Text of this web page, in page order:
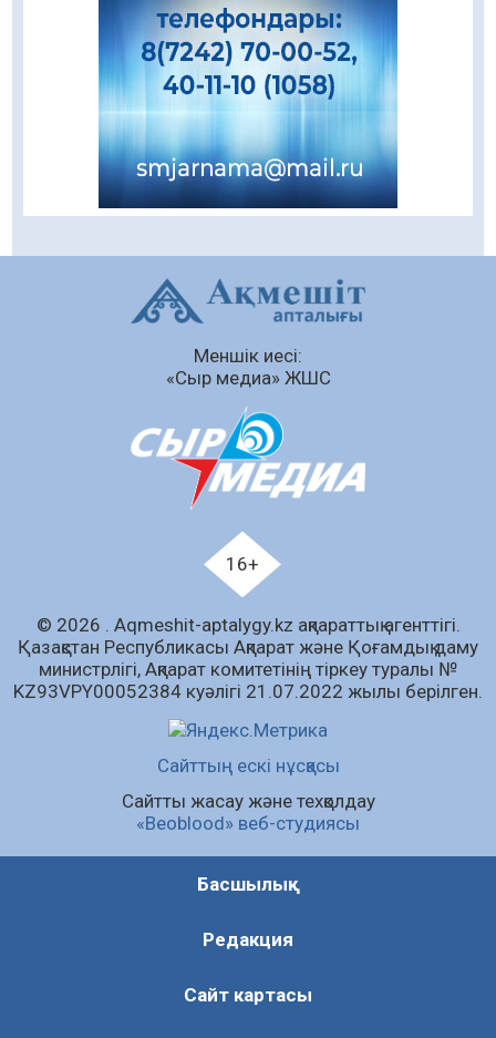
Даналықтың шырағданы, ой-сананың
шамшырағы
08.08.2026
Кенеге қарсы залалсыздандыру жұмыстары
жүргізілуде
07.08.2026
Сыбайлас жемқорлық
Аумақтан тыс соттылық – сот төрелігінің
ашықтығы мен қолжетімділігін арттыру
«Дауыс беру учаскесін қалай табуға болады?»￼
07.08.2026 71 0
Барлық жаңалық
Меншік иесі:
«Сыр медиа» ЖШС
16+
© 2026 . Аqmeshit-aptalygy.kz ақпараттық агенттігі.
Қазақстан Республикасы Ақпарат және Қоғамдық даму
министрлігі, Ақпарат комитетінің тіркеу туралы №
KZ93VPY00052384 куәлігі 21.07.2022 жылы берілген.
Сайттың ескі нұсқасы
Сайтты жасау және техқолдау
«Beoblood» веб-студиясы
Басшылық
Редакция
Сайт картасы